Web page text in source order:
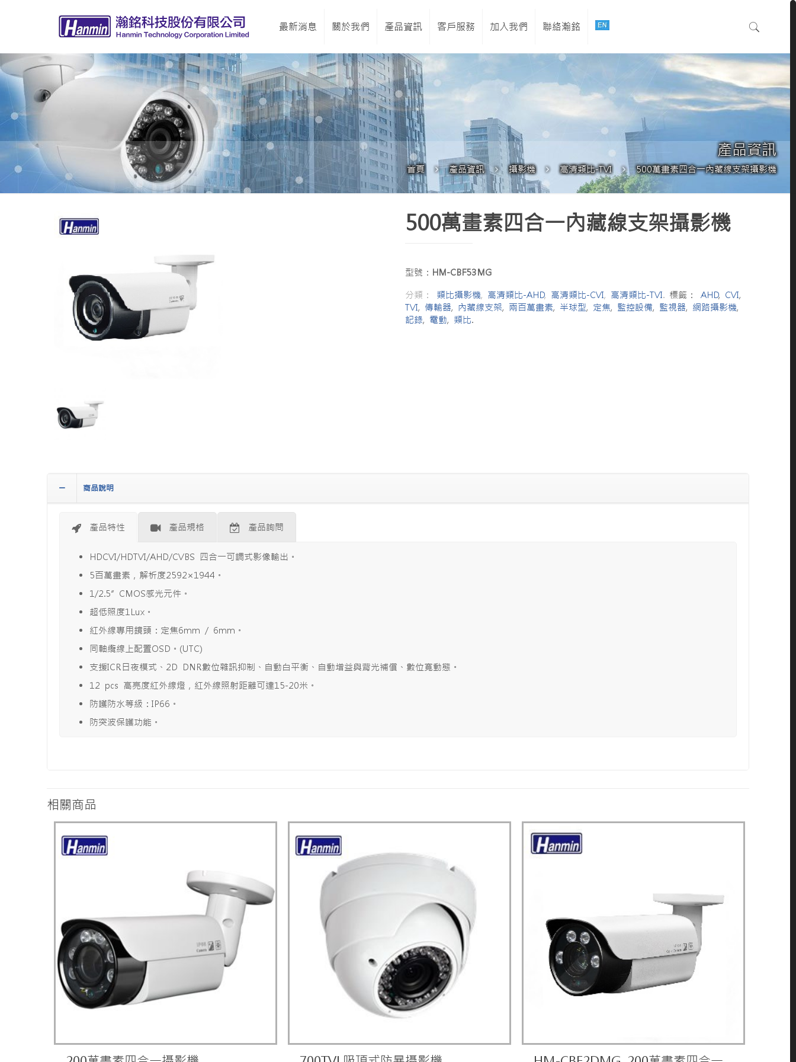
最新消息 關於我們 產品資訊 客戶服務 加入我們 聯絡瀚銘
產品資訊
首頁 產品資訊 攝影機 高清類比-TVI 500萬畫素四合一內藏線支架攝影機
500萬畫素四合一內藏線支架攝影機
型號： HM-CBF53MG
分類： 類比攝影機, 高清類比-AHD, 高清類比-CVI, 高清類比-TVI. 標籤： AHD, CVI,
TVI, 傳輸器, 內藏線支架, 兩百萬畫素, 半球型, 定焦, 監控設備, 監視器, 網路攝影機,
記錄, 電動, 類比.
商品說明
產品特性 產品規格 產品詢問
HDCVI/HDTVI/AHD/CVBS 四合一可調式影像輸出。
5百萬畫素，解析度2592×1944。
1/2.5” CMOS感光元件。
超低照度1Lux。
紅外線專用鏡頭：定焦6mm / 6mm。
同軸纜線上配置OSD。(UTC)
支援ICR日夜模式、2D DNR數位雜訊抑制、自動白平衡、自動增益與背光補償、數位寬動態。
12 pcs 高亮度紅外線燈，紅外線照射距離可達15-20米。
防護防水等級：IP66。
防突波保護功能。
相關商品